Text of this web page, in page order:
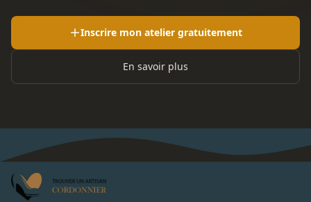
Inscrire mon atelier gratuitement
En savoir plus